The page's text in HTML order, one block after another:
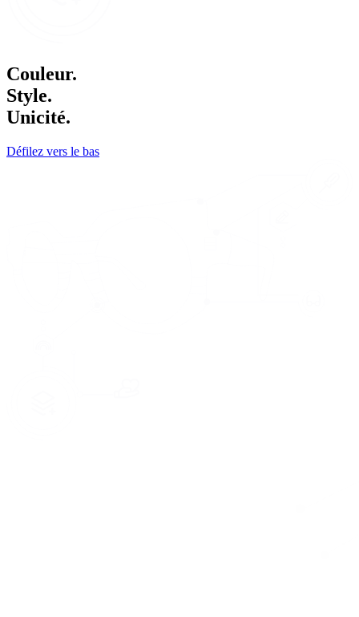
Couleur.
Style.
Unicité.
Défilez vers le bas